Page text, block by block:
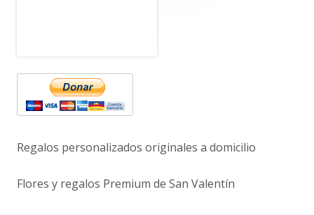
Regalos personalizados originales a domicilio
Flores y regalos Premium de San Valentín